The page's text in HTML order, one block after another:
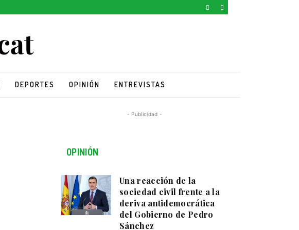
DEPORTES OPINIÓN ENTREVISTAS
- Publicidad -
OPINIÓN
Una reacción de la
sociedad civil frente a la
deriva antidemocrática
del Gobierno de Pedro
Sánchez